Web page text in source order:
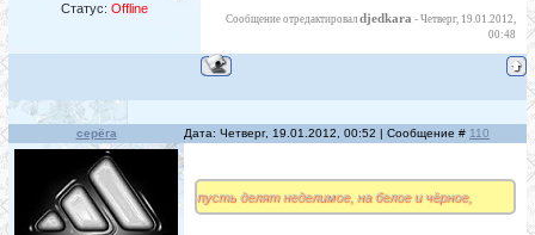
Статус: Offline
Сообщение отредактировал djedkara - Четверг, 19.01.2012,
00:48
серёга Дата: Четверг, 19.01.2012, 00:52 | Сообщение # 110
пусть делят неделимое, на белое и чёрное,